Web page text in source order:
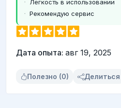
Легкость в использовании
Рекомендую сервис
Дата опыта: авг 19, 2025
Полезно (0) Делиться